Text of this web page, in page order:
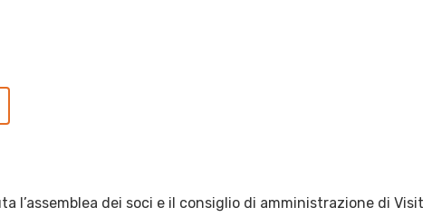
l’assemblea dei soci e il consiglio di amministrazione di Visit